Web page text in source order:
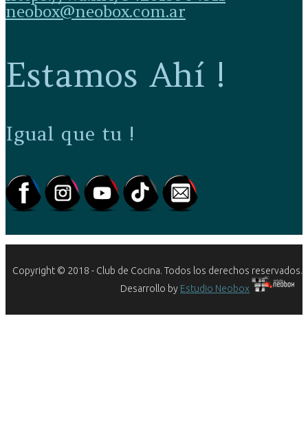
neobox@neobox.com.ar
Estamos Ahí !
Igual que tu !
Copyright © 2018 - Club de Cocina. Todos los derechos reservados.
Desarrollo by Estudio Neobox